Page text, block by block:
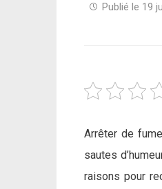
Publié le 19
Arrêter de
sautes
raisons pour